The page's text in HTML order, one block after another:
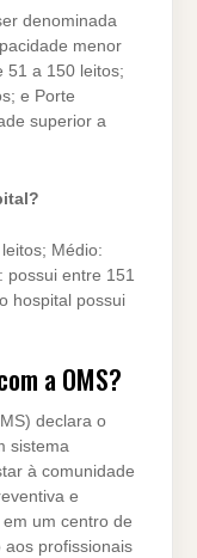
denominada
menor
51 a 150 leitos;
e Porte
superior a
Médio:
entre 151
hospital possui
a OMS?
declara o
sistema
à comunidade
e
um centro de
aos profissionais